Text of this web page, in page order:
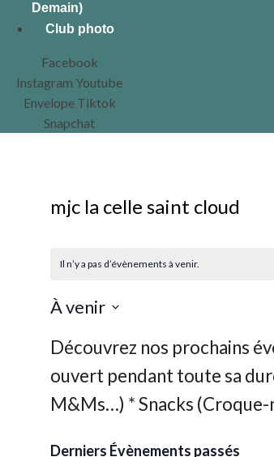
Demain)
Club photo
Facebook
Instagram Youtube
Envelope Tiktok
Snapchat
mjc la celle saint cloud
Il n’y a pas d’évènements à venir.
À venir
une
date.
Derniers Évènements passés